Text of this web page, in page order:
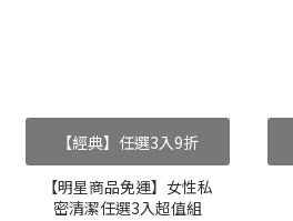
【經典】任選3入9折
【明星商品免運】女性私
密清潔任選3入超值組